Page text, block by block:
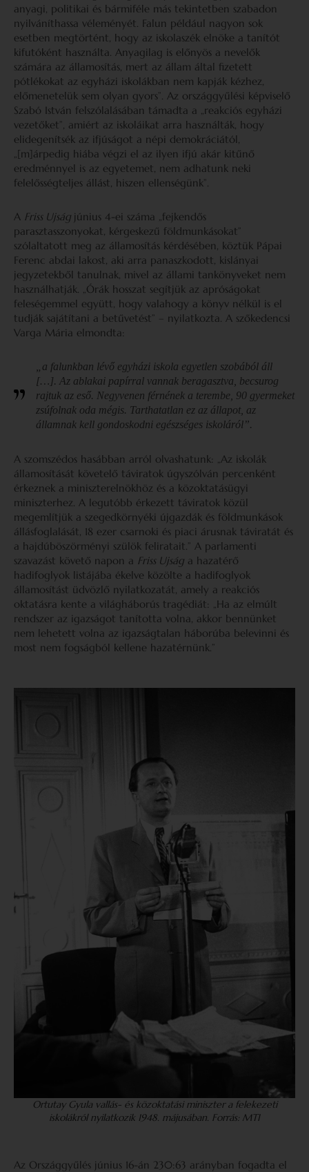
anyagi, politikai és bármiféle más tekintetben szabadon
nyilváníthassa véleményét. Falun például nagyon sok
esetben megtörtént, hogy az iskolaszék elnöke a tanítót
kifutóként használta. Anyagilag is előnyös a nevelők
számára az államosítás, mert az állam által fizetett
pótlékokat az egyházi iskolákban nem kapják kézhez,
előmenetelük sem olyan gyors”. Az országgyűlési képviselő
Szabó István felszólalásában támadta a „reakciós egyházi
vezetőket”, amiért az iskoláikat arra használták, hogy
elidegenítsék az ifjúságot a népi demokráciától,
„[m]árpedig hiába végzi el az ilyen ifjú akár kitűnő
eredménnyel is az egyetemet, nem adhatunk neki
felelősségteljes állást, hiszen ellenségünk”.
A Friss Ujság június 4-ei száma „fejkendős
parasztasszonyokat, kérgeskezű földmunkásokat”
szólaltatott meg az államosítás kérdésében, köztük Pápai
Ferenc abdai lakost, aki arra panaszkodott, kislányai
jegyzetekből tanulnak, mivel az állami tankönyveket nem
használhatják. „Órák hosszat segítjük az apróságokat
feleségemmel együtt, hogy valahogy a könyv nélkül is el
tudják sajátítani a betűvetést” – nyilatkozta. A szőkedencsi
Varga Mária elmondta:
„a falunkban lévő egyházi iskola egyetlen szobából áll
[…]. Az ablakai papírral vannak beragasztva, becsurog
rajtuk az eső. Negyvenen férnének a terembe, 90 gyermeket
zsúfolnak oda mégis. Tarthatatlan ez az állapot, az
államnak kell gondoskodni egészséges iskoláról”.
A szomszédos hasábban arról olvashatunk: „Az iskolák
államosítását követelő táviratok úgyszólván percenként
érkeznek a miniszterelnökhöz és a közoktatásügyi
miniszterhez. A legutóbb érkezett táviratok közül
megemlítjük a szegedkörnyéki újgazdák és földmunkások
állásfoglalását, 18 ezer csarnoki és piaci árusnak táviratát és
a hajdúböszörményi szülök feliratait.” A parlamenti
szavazást követő napon a Friss Ujság a hazatérő
hadifoglyok listájába ékelve közölte a hadifoglyok
államosítást üdvözlő nyilatkozatát, amely a reakciós
oktatásra kente a világháborús tragédiát: „Ha az elmúlt
rendszer az igazságot tanította volna, akkor bennünket
nem lehetett volna az igazságtalan háborúba belevinni és
most nem fogságból kellene hazatérnünk.”
Ortutay Gyula vallás- és közoktatási miniszter a felekezeti
iskolákról nyilatkozik 1948. májusában. Forrás: MTI
Az Országgyűlés június 16-án 230:63 arányban fogadta el